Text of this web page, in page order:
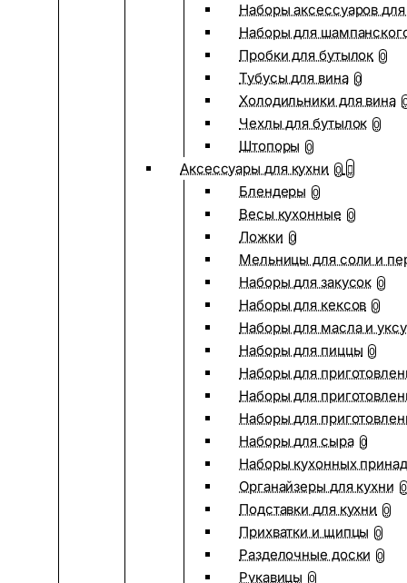
Наборы аксессуаров
Наборы для
Пробки для бутылок 0
Тубусы для вина 0
Холодильники для вина
Чехлы для бутылок 0
Штопоры 0
Аксессуары для кухни 0
Блендеры 0
Весы кухонные 0
Ложки 0
Мельницы для соли и
Наборы для закусок 0
Наборы для кексов 0
Наборы для масла и
Наборы для пиццы 0
Наборы для
Наборы для
Наборы для
Наборы для сыра 0
Наборы кухонных
Органайзеры для кухни 0
Подставки для кухни 0
Прихватки и щипцы 0
Разделочные доски 0
Рукавицы 0